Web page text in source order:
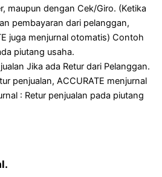
maupun dengan Cek/Giro. (Ketika
pembayaran dari pelanggan,
juga menjurnal otomatis) Contoh
piutang usaha.
Jika ada Retur dari Pelanggan.
penjualan, ACCURATE menjurnal
: Retur penjualan pada piutang